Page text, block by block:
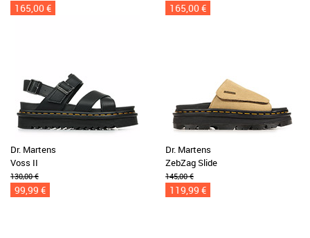
165,00 € 165,00 €
Dr. Martens
Voss II
130,00 €
99,99 €
Dr. Martens
ZebZag Slide
145,00 €
119,99 €